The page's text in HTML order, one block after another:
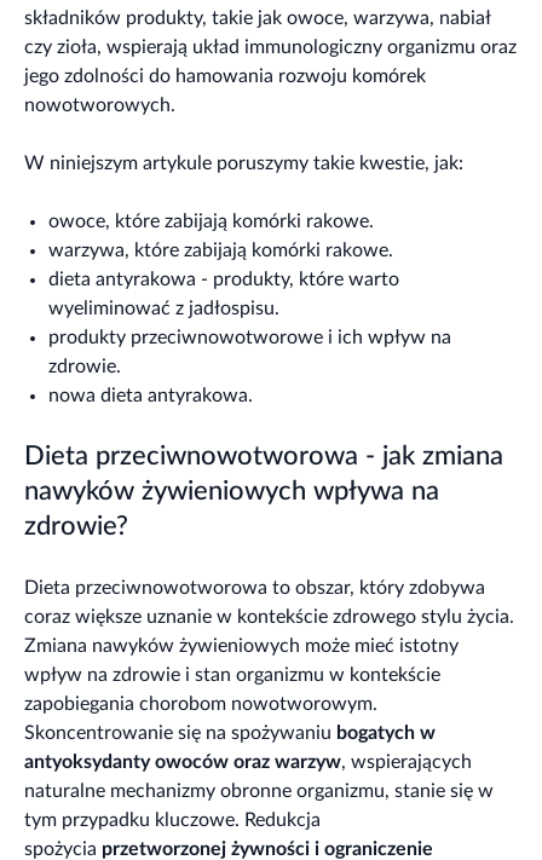
składników produkty, takie jak owoce, warzywa, nabiał
czy zioła, wspierają układ immunologiczny organizmu oraz
jego zdolności do hamowania rozwoju komórek
nowotworowych.
W niniejszym artykule poruszymy takie kwestie, jak:
owoce, które zabijają komórki rakowe.
warzywa, które zabijają komórki rakowe.
dieta antyrakowa - produkty, które warto
wyeliminować z jadłospisu.
produkty przeciwnowotworowe i ich wpływ na
zdrowie.
nowa dieta antyrakowa.
Dieta przeciwnowotworowa - jak zmiana
nawyków żywieniowych wpływa na
zdrowie?
Dieta przeciwnowotworowa to obszar, który zdobywa
coraz większe uznanie w kontekście zdrowego stylu życia.
Zmiana nawyków żywieniowych może mieć istotny
wpływ na zdrowie i stan organizmu w kontekście
zapobiegania chorobom nowotworowym.
Skoncentrowanie się na spożywaniu bogatych w
antyoksydanty owoców oraz warzyw, wspierających
naturalne mechanizmy obronne organizmu, stanie się w
tym przypadku kluczowe. Redukcja
spożycia przetworzonej żywności i ograniczenie